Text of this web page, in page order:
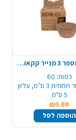
מנג'טים מספר 3 מנייר קקאו מתכלה 60 יח' - טבעי
כמות: 60
קוטר תחתית 3 ס"מ, עליון
5 ס"מ
₪3.00
הוספה לסל